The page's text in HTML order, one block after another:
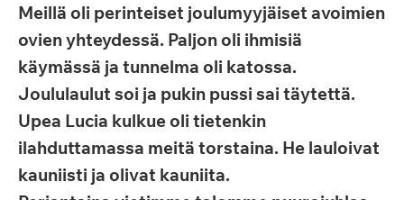
Meillä oli perinteiset joulumyyjäiset avoimien
ovien yhteydessä. Paljon oli ihmisiä
käymässä ja tunnelma oli katossa.
Joululaulut soi ja pukin pussi sai täytettä.
Upea Lucia kulkue oli tietenkin
ilahduttamassa meitä torstaina. He lauloivat
kauniisti ja olivat kauniita.